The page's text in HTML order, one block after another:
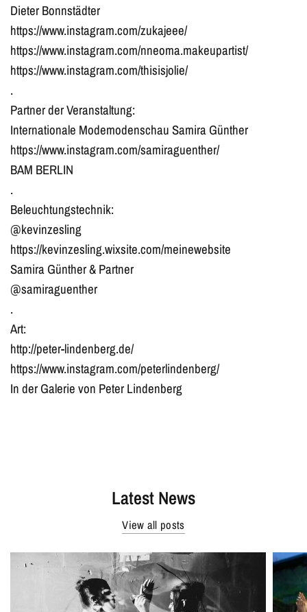
Dieter Bonnstädter
https://www.instagram.com/zukajeee/
https://www.instagram.com/nneoma.makeupartist/
https://www.instagram.com/thisisjolie/
.
Partner der Veranstaltung:
Internationale Modemodenschau Samira Günther
https://www.instagram.com/samiraguenther/
BAM BERLIN
.
Beleuchtungstechnik:
@kevinzesling
https://kevinzesling.wixsite.com/meinewebsite
Samira Günther & Partner
@samiraguenther
.
Art:
http://peter-lindenberg.de/
https://www.instagram.com/peterlindenberg/
In der Galerie von Peter Lindenberg
Latest News
View all posts